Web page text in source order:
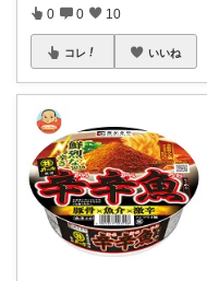
0 0 10
コレ いいね